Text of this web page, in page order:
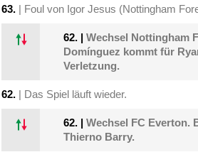
63. | Foul von Igor Jesus (Nottingham
62. |Wechsel Nottingham
Domínguez kommt für
Verletzung.
62. | Das Spiel läuft wieder.
62. |Wechsel FC Everton.
Thierno Barry.